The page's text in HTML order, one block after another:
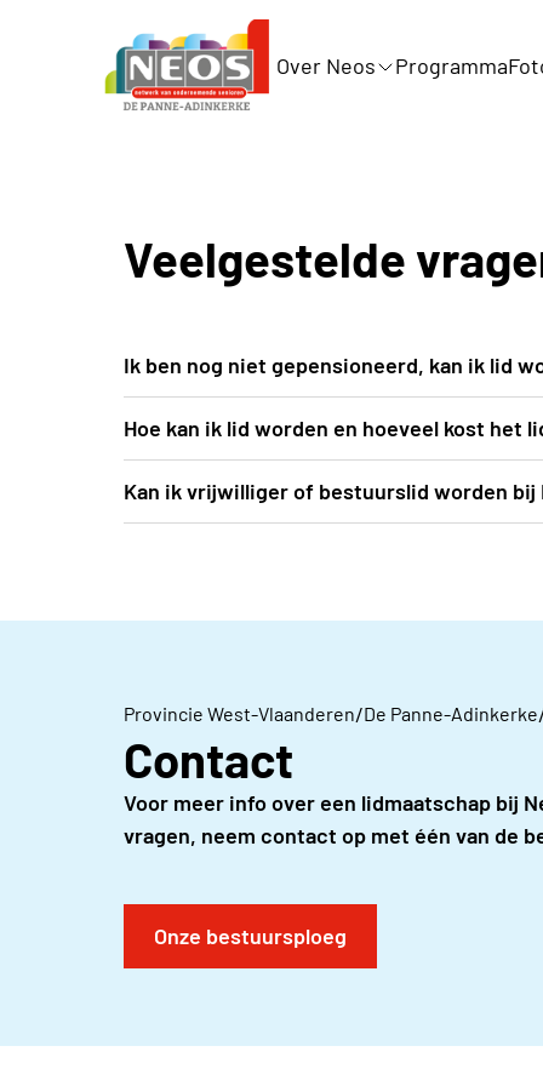
Over Neos Programma
Veelgestelde
Ik ben nog niet gepensioneerd, kan ik lid
👥 Bij Neos ben je welkom zodra je bijna
belangrijkste is dat je actief en
Hoe kan ik lid worden en hoeveel kost het
Voor maar €36 per jaar krijg je toegang
evenementen ✔️ Goede verzekering
Kan ik vrijwilliger of bestuurslid worden bij
administratie, cijfers of gewoon graag
Provincie West-Vlaanderen/De Panne-Adinkerke
Contact
Voor meer info over een lidmaatschap bij
vragen, neem contact op met één van de
Onze bestuursploeg